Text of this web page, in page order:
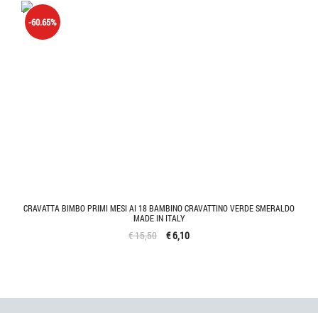
'.'
CRAVATTA BIMBO PRIMI MESI AI 18 BAMBINO CRAVATTINO VERDE SMERALDO
MADE IN ITALY
-60.65%
€ 15,50 € 6,10